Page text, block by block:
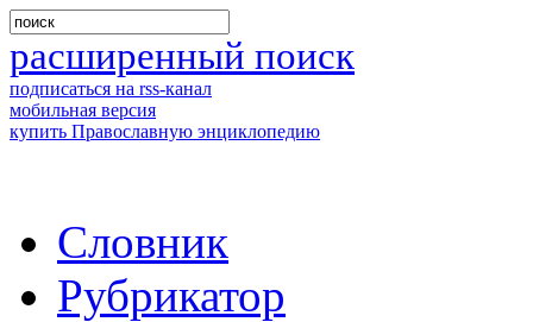
расширенный поиск
подписаться на rss-канал
мобильная версия
купить Православную энциклопедию
Словник
Рубрикатор